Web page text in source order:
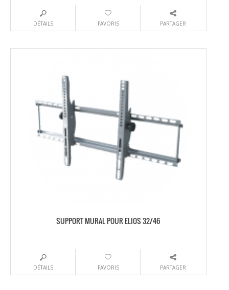
DÉTAILS FAVORIS PARTAGER
SUPPORT MURAL POUR ELIOS 32/46
DÉTAILS FAVORIS PARTAGER